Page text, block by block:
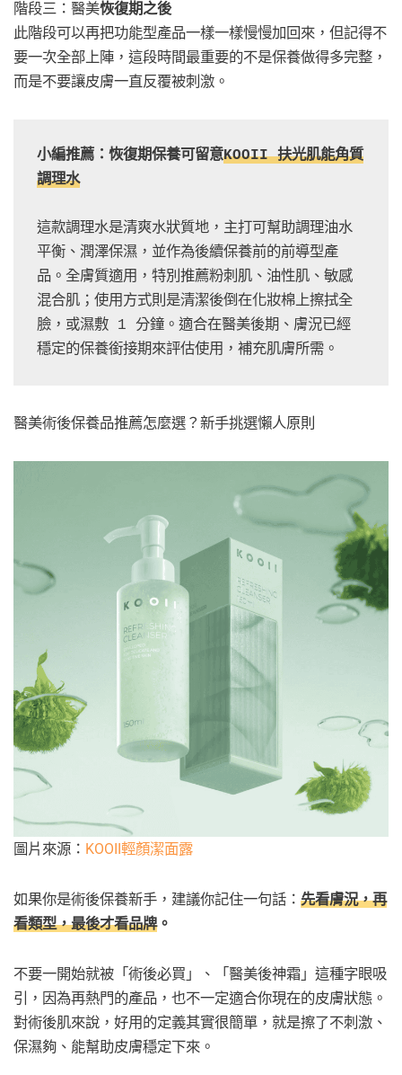
階段三：醫美恢復期之後
此階段可以再把功能型產品一樣一樣慢慢加回來，但記得不
要一次全部上陣，這段時間最重要的不是保養做得多完整，
而是不要讓皮膚一直反覆被刺激。
小編推薦：恢復期保養可留意KOOII 扶光肌能角質
調理水
這款調理水是清爽水狀質地，主打可幫助調理油水
平衡、潤澤保濕，並作為後續保養前的前導型產
品。全膚質適用，特別推薦粉刺肌、油性肌、敏感
混合肌；使用方式則是清潔後倒在化妝棉上擦拭全
臉，或濕敷 1 分鐘。適合在醫美後期、膚況已經
穩定的保養銜接期來評估使用，補充肌膚所需。
醫美術後保養品推薦怎麼選？新手挑選懶人原則
圖片來源： KOOII輕顏潔面露
如果你是術後保養新手，建議你記住一句話： 先看膚況，再
看類型，最後才看品牌。
不要一開始就被「術後必買」、「醫美後神霜」這種字眼吸
引，因為再熱門的產品，也不一定適合你現在的皮膚狀態。
對術後肌來說，好用的定義其實很簡單，就是擦了不刺激、
保濕夠、能幫助皮膚穩定下來。